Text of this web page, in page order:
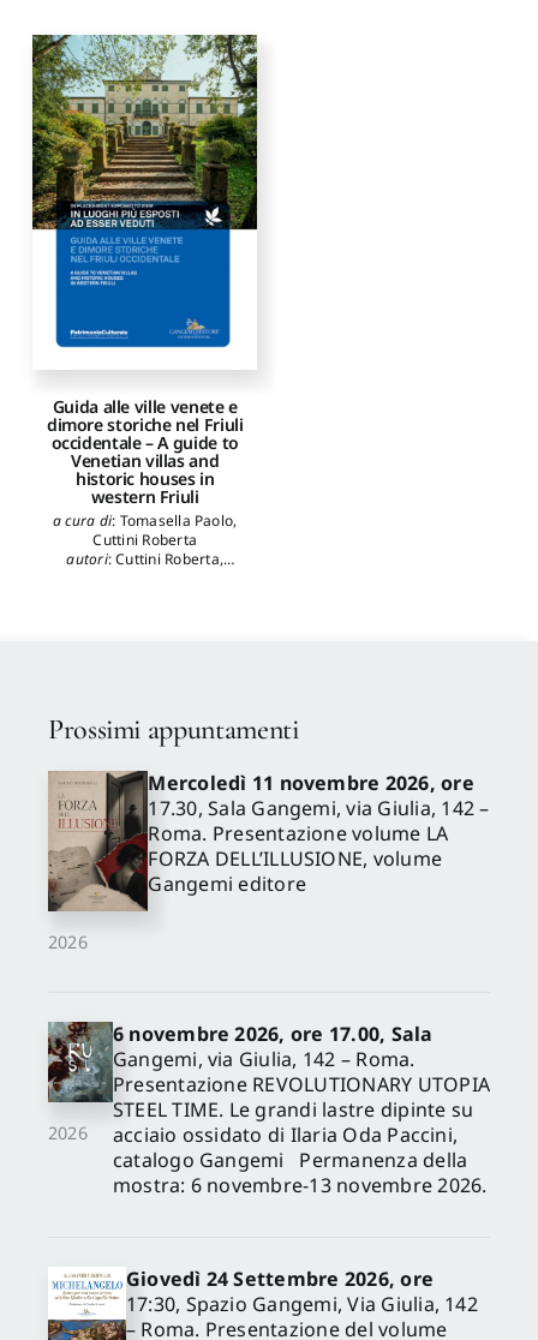
Guida alle ville venete e
dimore storiche nel Friuli
occidentale – A guide to
Venetian villas and
historic houses in
western Friuli
a cura di: Tomasella Paolo,
Cuttini Roberta
autori:Cuttini Roberta,
Prossimi appuntamenti
2026
Mercoledì 11 novembre 2026, ore
17.30, Sala Gangemi, via Giulia, 142 –
Roma. Presentazione volume LA
FORZA DELL’ILLUSIONE, volume
Gangemi editore
2026
6 novembre 2026, ore 17.00, Sala
Gangemi, via Giulia, 142 – Roma.
Presentazione REVOLUTIONARY UTOPIA
STEEL TIME. Le grandi lastre dipinte su
acciaio ossidato di Ilaria Oda Paccini,
catalogo Gangemi Permanenza della
mostra: 6 novembre-13 novembre 2026.
Giovedì 24 Settembre 2026, ore
17:30, Spazio Gangemi, Via Giulia, 142
– Roma. Presentazione del volume